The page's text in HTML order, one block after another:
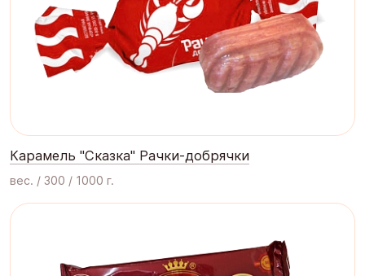
Карамель "Сказка" Рачки-добрячки
вес. / 300 / 1000 г.